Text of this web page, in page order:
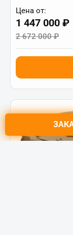
Цена от:
1 447 000 ₽
2 672 000 ₽